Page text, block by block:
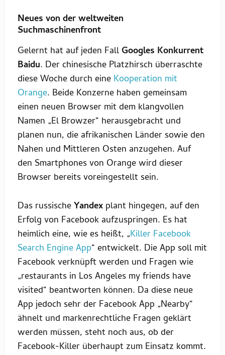
Neues von der weltweiten
Suchmaschinenfront
Gelernt hat auf jeden Fall Googles Konkurrent
Baidu. Der chinesische Platzhirsch überraschte
diese Woche durch eine Kooperation mit
Orange. Beide Konzerne haben gemeinsam
einen neuen Browser mit dem klangvollen
Namen „El Browzer“ herausgebracht und
planen nun, die afrikanischen Länder sowie den
Nahen und Mittleren Osten anzugehen. Auf
den Smartphones von Orange wird dieser
Browser bereits voreingestellt sein.
Das russischeYandex plant hingegen, auf den
Erfolg von Facebook aufzuspringen. Es hat
heimlich eine, wie es heißt, „Killer Facebook
Search Engine App“ entwickelt. Die App soll mit
Facebook verknüpft werden und Fragen wie
„restaurants in Los Angeles my friends have
visited“ beantworten können. Da diese neue
App jedoch sehr der Facebook App „Nearby“
ähnelt und markenrechtliche Fragen geklärt
werden müssen, steht noch aus, ob der
Facebook-Killer überhaupt zum Einsatz kommt.